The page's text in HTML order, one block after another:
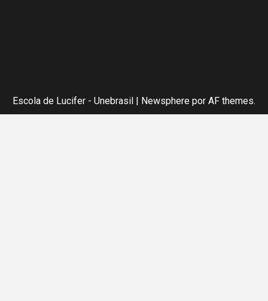
Escola de Lucifer - Unebrasil Newsphere por AF themes.